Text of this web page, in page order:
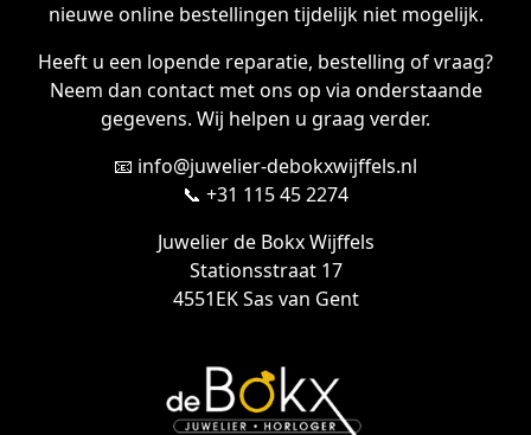
nieuwe online bestellingen tijdelijk niet mogelijk.
Heeft u een lopende reparatie, bestelling of vraag?
Neem dan contact met ons op via onderstaande
gegevens. Wij helpen u graag verder.
📧 info@juwelier-debokxwijffels.nl
📞 +31 115 45 2274
Juwelier de Bokx Wijffels
Stationsstraat 17
4551EK Sas van Gent